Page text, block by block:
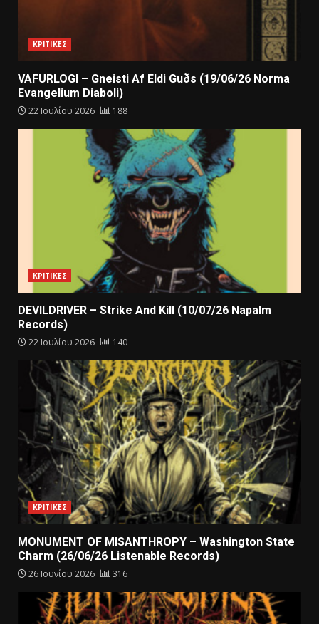
ΚΡΙΤΙΚΕΣ
VAFURLOGI – Gneisti Af Eldi Guðs (19/06/26 Norma
Evangelium Diaboli)
22 Ιουλίου 2026 188
ΚΡΙΤΙΚΕΣ
DEVILDRIVER – Strike And Kill (10/07/26 Napalm
Records)
22 Ιουλίου 2026 140
ΚΡΙΤΙΚΕΣ
MONUMENT OF MISANTHROPY – Washington State
Charm (26/06/26 Listenable Records)
26 Ιουνίου 2026 316